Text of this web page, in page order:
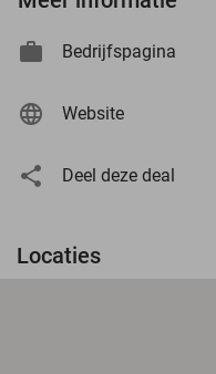
Bedrijfspagina
Website
Deel deze deal
Locaties